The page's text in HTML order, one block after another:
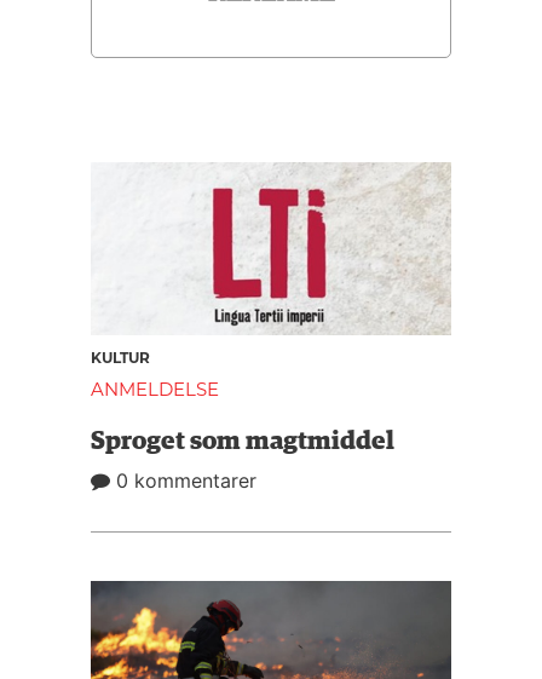
KULTUR
ANMELDELSE
Sproget som magtmiddel
0 kommentarer